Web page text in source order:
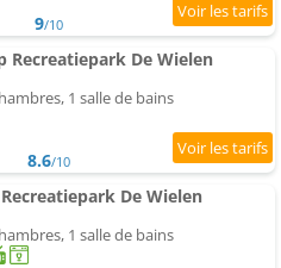
9/10
Recreatiepark De Wielen
1 salle de bains
8.6/10
De Wielen
1 salle de bains